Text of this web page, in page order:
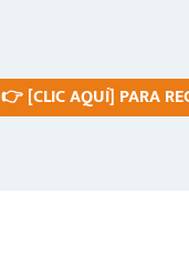
👉 [CLIC AQUÍ] PARA